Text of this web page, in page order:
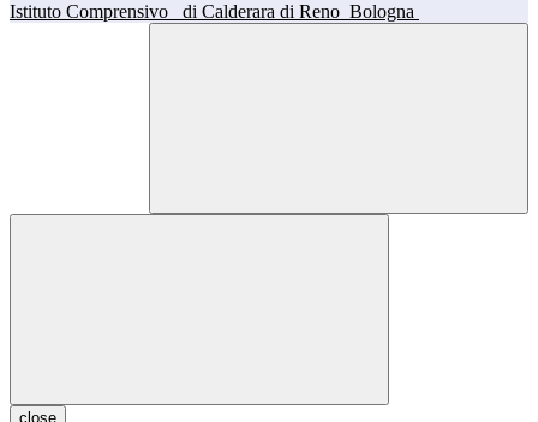
Istituto Comprensivo di Calderara di Reno Bologna
close